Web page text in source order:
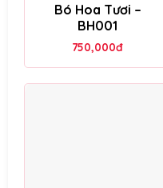
Bó Hoa Tươi –
BH001
750,000đ